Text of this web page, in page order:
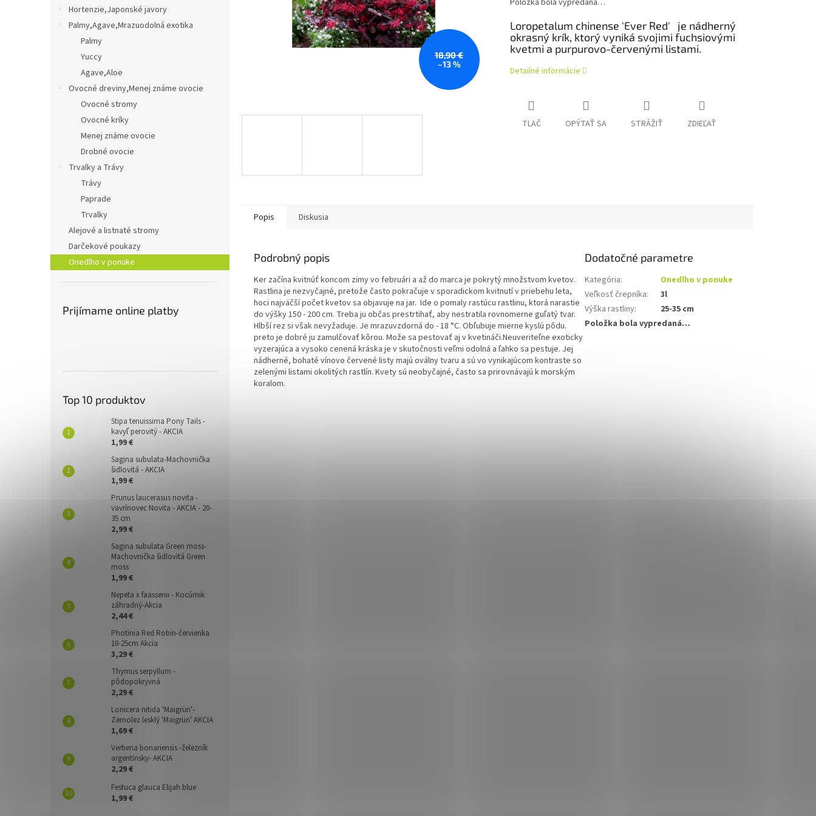
Hortenzie,Japonské javory
Palmy,Agave,Mrazuodolná exotika
Palmy
Yuccy
Agave,Aloe
Ovocné dreviny,Menej známe ovocie
Ovocné stromy
Ovocné kríky
Menej známe ovocie
Drobné ovocie
Trvalky a Trávy
Trávy
Paprade
Trvalky
Alejové a listnaté stromy
Darčekové poukazy
Onedlho v ponuke
Prijímame online platby
Top 10 produktov
Stipa tenuissima Pony Tails -
kavyľ perovitý - AKCIA
1,99 €
Sagina subulata-Machovnička
šidlovitá - AKCIA
1,99 €
Prunus laucerasus novita -
vavrínovec Novita - AKCIA - 20-
35 cm
2,99 €
Sagina subulata Green moss-
Machovnička šidlovitá Green
moss
1,99 €
Nepeta x faassenii - Kocúrnik
záhradný-Akcia
2,44 €
Photinia Red Robin-červienka
10-25cm Akcia
3,29 €
Thymus serpyllum -
pôdopokryvná
2,29 €
Lonicera nitida 'Maigrün'-
Zemolez lesklý 'Maigrün' AKCIA
1,69 €
Verbena bonariensis -železník
argentínsky- AKCIA
2,29 €
Festuca glauca Elijah blue
1,99 €
18,90 €
–13 %
Položka bola vypredaná…
Loropetalum chinense 'Ever Red'
je nádherný
okrasný krík, ktorý vyniká svojimi fuchsiovými
kvetmi a purpurovo-červenými listami.
Detailné informácie
TLAČ OPÝTAŤ SA STRÁŽIŤ ZDIEĽAŤ
Popis Diskusia
Podrobný popis
Ker začína kvitnúť koncom zimy vo februári a až do marca je pokrytý množstvom kvetov.
Rastlina je nezvyčajné, pretože často pokračuje v sporadickom kvitnutí v priebehu leta,
hoci najväčší počet kvetov sa objavuje na jar. Ide o pomaly rastúcu rastlinu, ktorá narastie
do výšky 150 - 200 cm. Treba ju občas prestrtihať, aby nestratila rovnomerne guľatý tvar.
Hlbší rez si však nevyžaduje. Je mrazuvzdorná do - 18 °C. Obľubuje mierne kyslú pôdu.
preto je dobré ju zamulčovať kôrou. Može sa pestovať aj v kvetináči.Neuveriteľne exoticky
vyzerajúca a vysoko cenená kráska je v skutočnosti veľmi odolná a ľahko sa pestuje. Jej
nádherné, bohaté vínovo červené listy majú oválny tvaru a sú vo vynikajúcom kontraste so
zelenými listami okolitých rastlín. Kvety sú neobyčajné, často sa prirovnávajú k morským
koralom.
Dodatočné parametre
Kategória:
Onedlho v ponuke
Veľkosť črepníka:
3l
Výška rastliny:
25-35 cm
Položka bola vypredaná…